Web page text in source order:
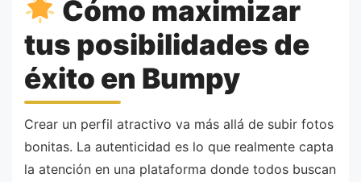
Cómo maximizar
tus posibilidades de
éxito en Bumpy
Crear un perfil atractivo va más allá de subir fotos
bonitas. La autenticidad es lo que realmente capta
la atención en una plataforma donde todos buscan